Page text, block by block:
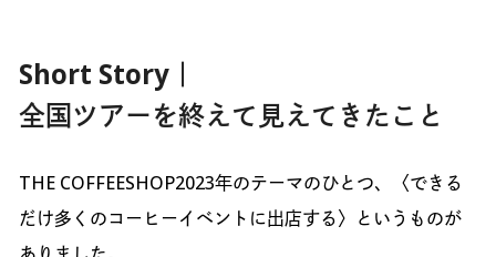
Short Story｜
全国ツアーを終えて見えてきたこと
THE COFFEESHOP2023年のテーマのひとつ、〈できる
だけ多くのコーヒーイベントに出店する〉というものが